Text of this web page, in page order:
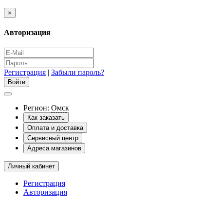
×
Авторизация
Регистрация | Забыли пароль?
Регион: Омск
Как заказать
Оплата и доставка
Сервисный центр
Адреса магазинов
Личный кабинет
Регистрация
Авторизация